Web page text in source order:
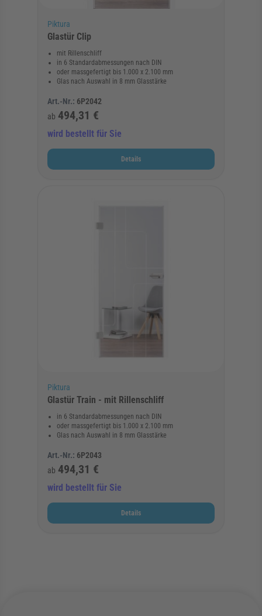
Piktura
Glastür Clip
mit Rillenschliff
in 6 Standardabmessungen nach DIN
oder massgefertigt bis 1.000 x 2.100 mm
Glas nach Auswahl in 8 mm Glasstärke
Art.-Nr.: 6P2042
ab 494,31 €
wird bestellt für Sie
Details
Piktura
Glastür Train - mit Rillenschliff
in 6 Standardabmessungen nach DIN
oder massgefertigt bis 1.000 x 2.100 mm
Glas nach Auswahl in 8 mm Glasstärke
Art.-Nr.: 6P2043
ab 494,31 €
wird bestellt für Sie
Details